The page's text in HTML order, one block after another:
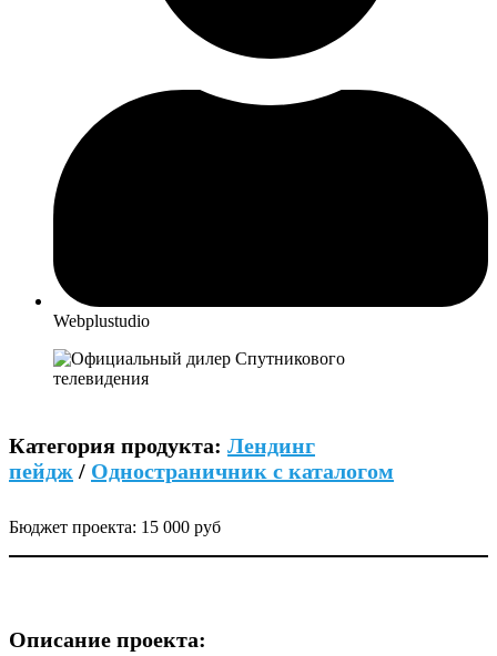
Webplustudio
Категория продукта: Лендинг
пейдж / Одностраничник с каталогом
Бюджет проекта: 15 000 руб
Описание проекта: